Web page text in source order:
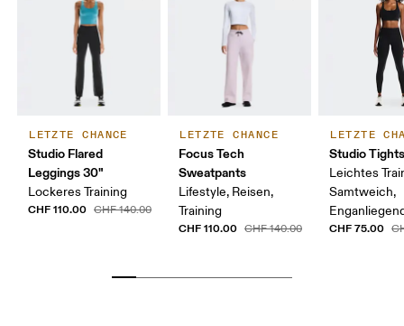
LETZTE CHANCE
Studio Flared
Leggings 30"
Lockeres Training
CHF 110.00 CHF 140.00
LETZTE CHANCE
Focus Tech
Sweatpants
Lifestyle, Reisen,
Training
CHF 110.00 CHF 140.00
LETZTE
Studio
Leichtes
Samtweich,
CHF 75.00